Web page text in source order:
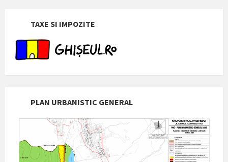
TAXE SI IMPOZITE
PLAN URBANISTIC GENERAL